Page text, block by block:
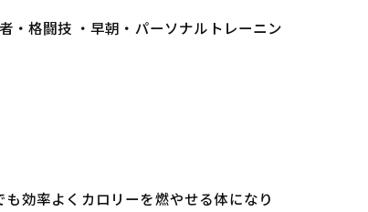
・格闘技 ・早朝・パーソナルトレーニン
効率よくカロリーを燃やせる体になり